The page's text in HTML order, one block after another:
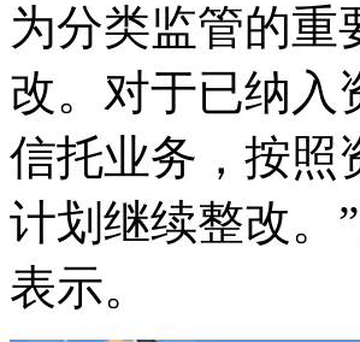
为分类监管的重
改。对于已纳入
信托业务，按照
计划继续整改。
表示。